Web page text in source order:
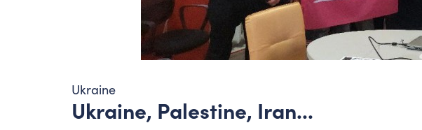
Ukraine
Ukraine, Palestine, Iran...